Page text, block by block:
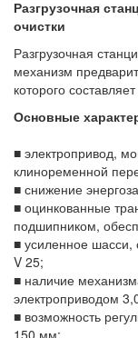
Разгрузочная
очистки
Разгрузочная
механизм
которого
Основные
■ электропривод,
клиноременной
■ снижение
■ оцинкованные
подшипником,
■ усиленное шасси,
V 25;
■ наличие
электроприводом
■ возможность